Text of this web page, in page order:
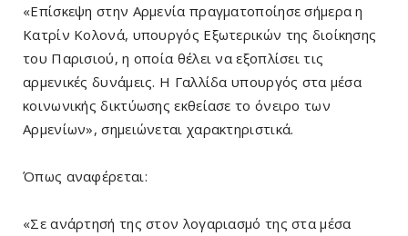
«Επίσκεψη στην Αρμενία πραγματοποίησε σήμερα η
Κατρίν Κολονά, υπουργός Εξωτερικών της διοίκησης
του Παρισιού, η οποία θέλει να εξοπλίσει τις
αρμενικές δυνάμεις. Η Γαλλίδα υπουργός στα μέσα
κοινωνικής δικτύωσης εκθείασε το όνειρο των
Αρμενίων», σημειώνεται χαρακτηριστικά.
Όπως αναφέρεται:
«Σε ανάρτησή της στον λογαριασμό της στα μέσα